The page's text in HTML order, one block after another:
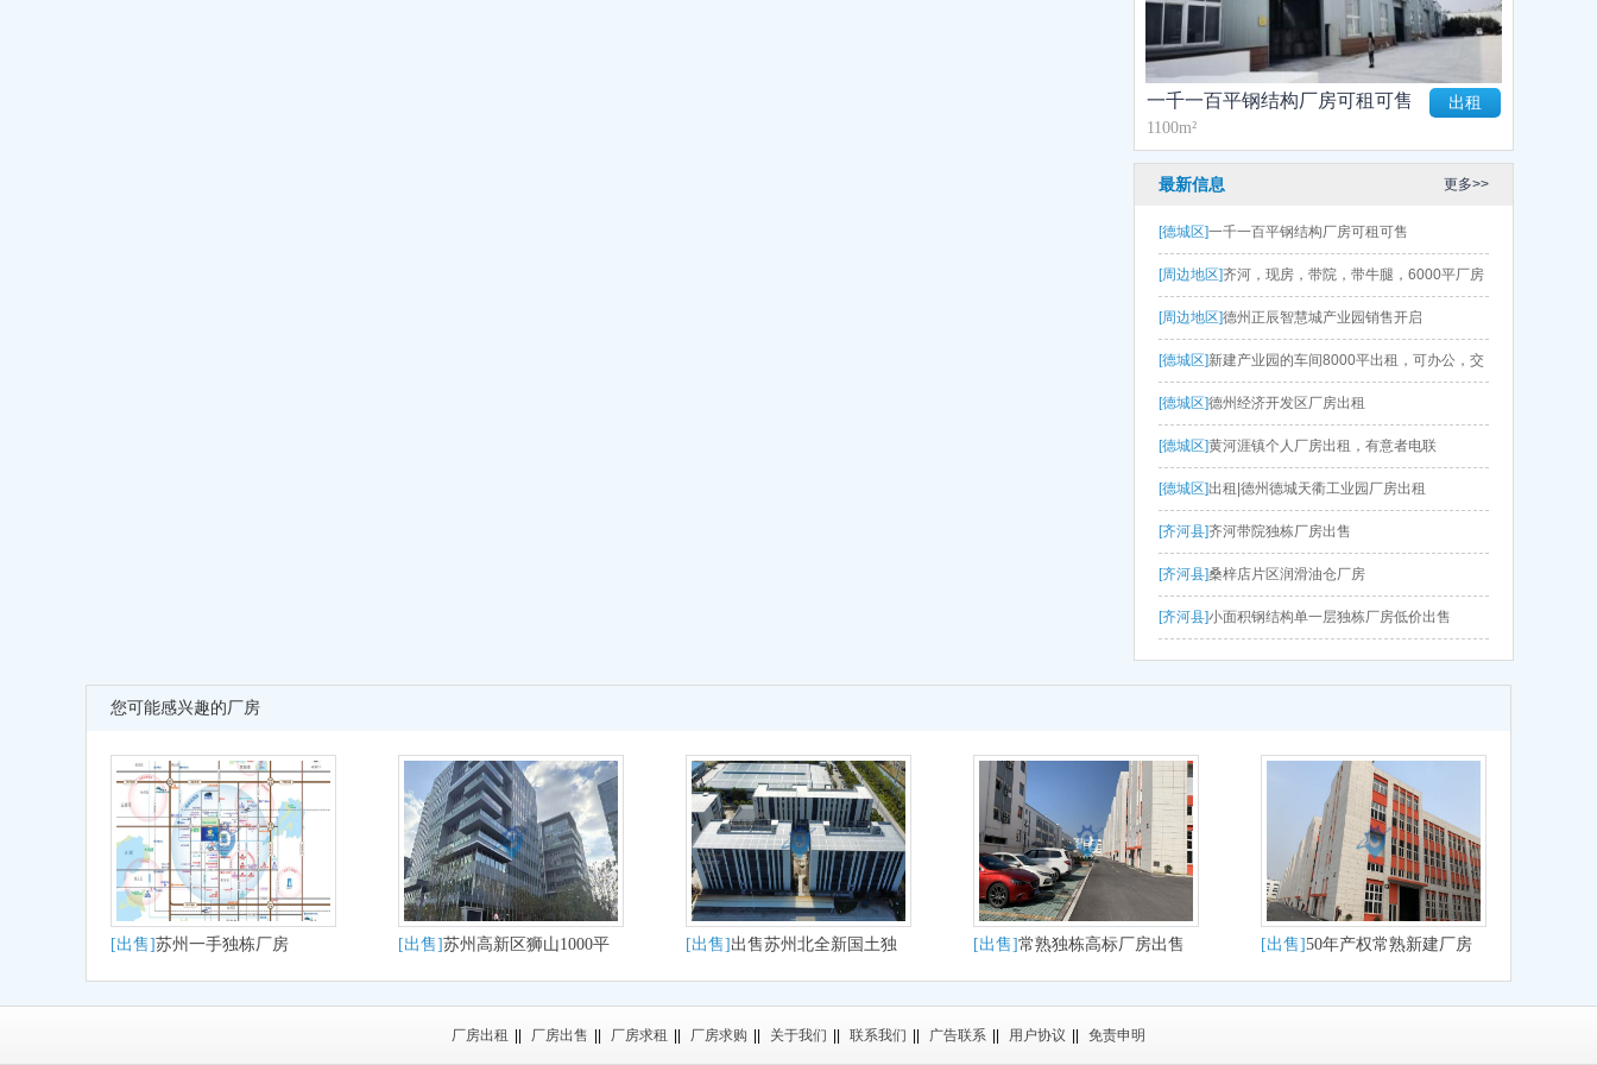
一千一百平钢结构厂房可租可售
1100m²
出租
最新信息 更多>>
[德城区]一千一百平钢结构厂房可租可售
[周边地区]齐河，现房，带院，带牛腿，6000平厂房
出售 层高9.5
[周边地区]德州正辰智慧城产业园销售开启
[德城区]新建产业园的车间8000平出租，可办公，交
通便利
[德城区]德州经济开发区厂房出租
[德城区]黄河涯镇个人厂房出租，有意者电联
[德城区]出租|德州德城天衢工业园厂房出租
[齐河县]齐河带院独栋厂房出售
[齐河县]桑梓店片区润滑油仓厂房
[齐河县]小面积钢结构单一层独栋厂房低价出售
您可能感兴趣的厂房
[出售]苏州一手独栋厂房 [出售]苏州高新区狮山1000平
大平层户型适合研发办公轻生
[出售] 出售苏州北全新国土独
栋分层厂房出售即买即用
[出售]常熟独栋高标厂房出售
2500
[出售]50年产权常熟新建厂房
1800至9000非中介
厂房出租 厂房出售 厂房求租 厂房求购 关于我们 联系我们 广告联系 用户协议 免责申明